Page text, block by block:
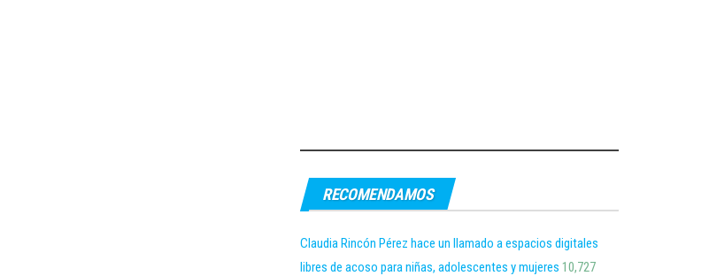
RECOMENDAMOS
Claudia Rincón Pérez hace un llamado a espacios digitales
libres de acoso para niñas, adolescentes y mujeres 10,727